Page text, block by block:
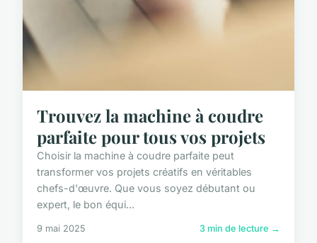
Trouvez la machine à coudre
parfaite pour tous vos projets
Choisir la machine à coudre parfaite peut
transformer vos projets créatifs en véritables
chefs-d'œuvre. Que vous soyez débutant ou
expert, le bon équi...
9 mai 2025 3 min de lecture →